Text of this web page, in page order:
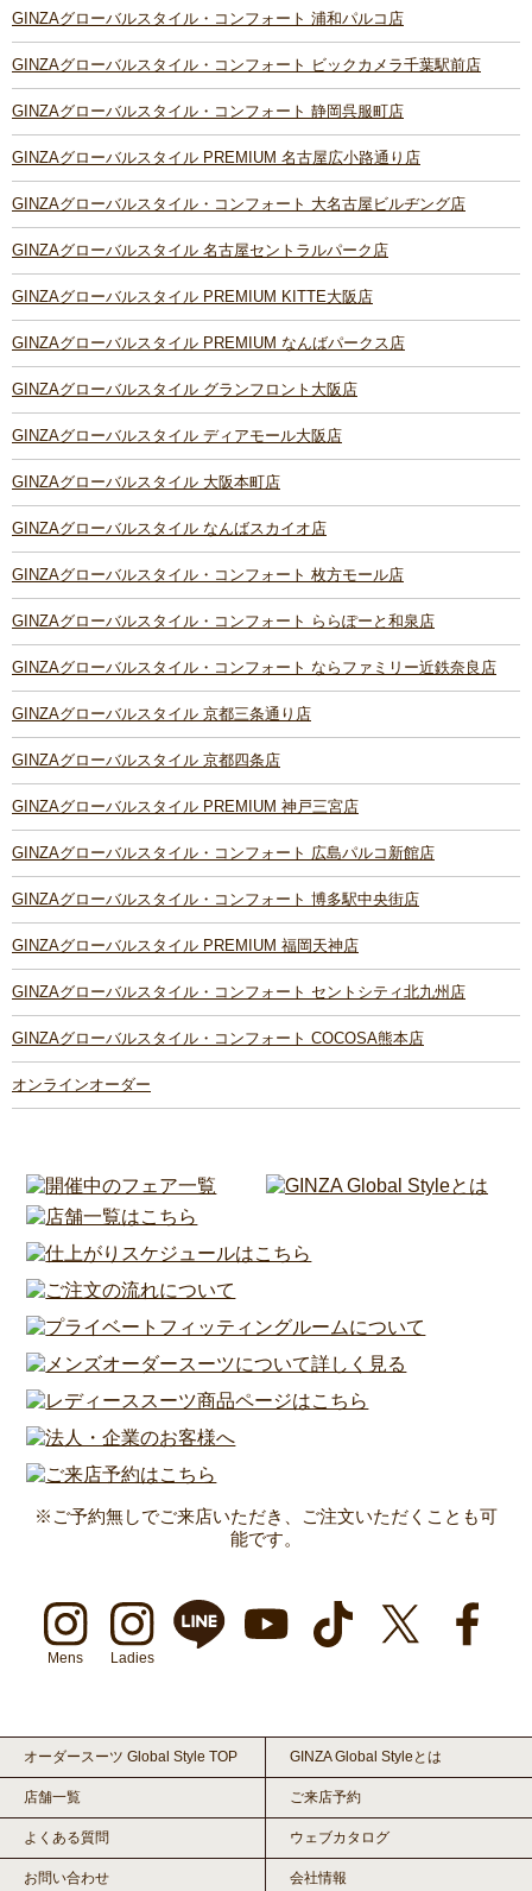
GINZAグローバルスタイル・コンフォート 浦和パルコ店
GINZAグローバルスタイル・コンフォート ビックカメラ千葉駅前店
GINZAグローバルスタイル・コンフォート 静岡呉服町店
GINZAグローバルスタイル PREMIUM 名古屋広小路通り店
GINZAグローバルスタイル・コンフォート 大名古屋ビルヂング店
GINZAグローバルスタイル 名古屋セントラルパーク店
GINZAグローバルスタイル PREMIUM KITTE大阪店
GINZAグローバルスタイル PREMIUM なんばパークス店
GINZAグローバルスタイル グランフロント大阪店
GINZAグローバルスタイル ディアモール大阪店
GINZAグローバルスタイル 大阪本町店
GINZAグローバルスタイル なんばスカイオ店
GINZAグローバルスタイル・コンフォート 枚方モール店
GINZAグローバルスタイル・コンフォート ららぽーと和泉店
GINZAグローバルスタイル・コンフォート ならファミリー近鉄奈良店
GINZAグローバルスタイル 京都三条通り店
GINZAグローバルスタイル 京都四条店
GINZAグローバルスタイル PREMIUM 神戸三宮店
GINZAグローバルスタイル・コンフォート 広島パルコ新館店
GINZAグローバルスタイル・コンフォート 博多駅中央街店
GINZAグローバルスタイル PREMIUM 福岡天神店
GINZAグローバルスタイル・コンフォート セントシティ北九州店
GINZAグローバルスタイル・コンフォート COCOSA熊本店
オンラインオーダー
※ご予約無しでご来店いただき、ご注文いただくことも可
能です。
Mens Ladies
オーダースーツ Global Style TOP GINZA Global Styleとは
店舗一覧 ご来店予約
よくある質問 ウェブカタログ
お問い合わせ 会社情報